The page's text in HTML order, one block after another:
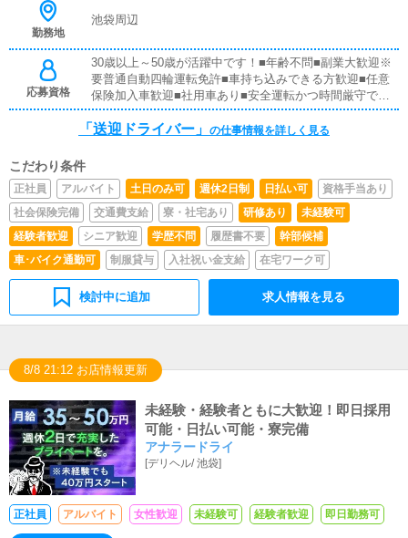
勤務地
池袋周辺
応募資格
30歳以上～50歳が活躍中です！■年齢不問■副業大歓迎※
要普通自動四輪運転免許■車持ち込みできる方歓迎■任意
保険加入車歓迎■社用車あり■安全運転かつ時間厳守でき
る方
「送迎ドライバー」 の仕事情報を詳しく見る
こだわり条件
正社員 アルバイト 土日のみ可 週休2日制 日払い可
資格手当あり
社会保険完備
交通費支給 寮・社宅あり 研修あり
未経験可
経験者歓迎
シニア歓迎 学歴不問 履歴書不要
幹部候補
車･バイク通勤可
制服貸与 入社祝い金支給 在宅ワーク可
検討中に追加 求人情報を見る
8/8 21:12 お店情報更新
未経験・経験者ともに大歓迎！即日採用
可能・日払い可能・寮完備
アナラードライ
[デリヘル/池袋]
正社員 アルバイト 女性歓迎 未経験可 経験者歓迎 即日勤務可